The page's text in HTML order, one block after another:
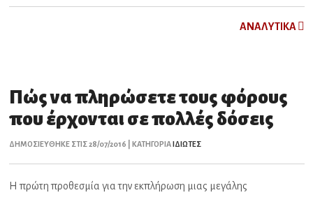
ΑNAΛYTIKA
Πώς να πληρώσετε τους φόρους
που έρχονται σε πολλές δόσεις
ΔΗΜΟΣΙΕΥΘΗΚΕ ΣΤΙΣ 28/07/2016 | ΚΑΤΗΓΟΡΙΑΙΔΙΩΤΕΣ
Η πρώτη προθεσμία για την εκπλήρωση μιας μεγάλης